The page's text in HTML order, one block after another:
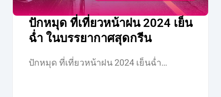
ปักหมุด ที่เที่ยวหน้าฝน 2024 เย็น
ฉ่ำ ในบรรยากาศสุดกรีน
ปักหมุด ที่เที่ยวหน้าฝน 2024 เย็นฉ่ำ…